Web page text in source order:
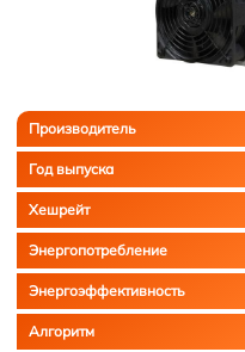
Производитель
Год выпуска
Хешрейт
Энергопотребление
Энергоэффективность
Алгоритм